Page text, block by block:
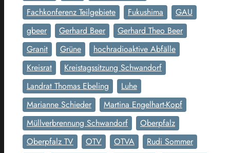
Fachkonferenz Teilgebiete
Fukushima
GAU
gbeer
Gerhard Beer
Gerhard Theo Beer
Granit
Grüne
hochradioaktive Abfälle
Kreisrat
Kreistagssitzung Schwandorf
Landrat Thomas Ebeling
Luhe
Marianne Schieder
Martina Engelhart-Kopf
Müllverbrennung Schwandorf
Oberpfalz
Oberpfalz TV
OTV OTVA
Rudi Sommer